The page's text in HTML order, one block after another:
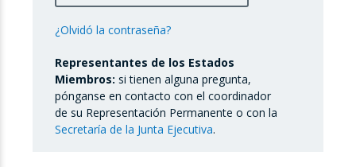
¿Olvidó la contraseña?
Representantes de los Estados
Miembros: si tienen alguna pregunta,
pónganse en contacto con el coordinador
de su Representación Permanente o con la
Secretaría de la Junta Ejecutiva.